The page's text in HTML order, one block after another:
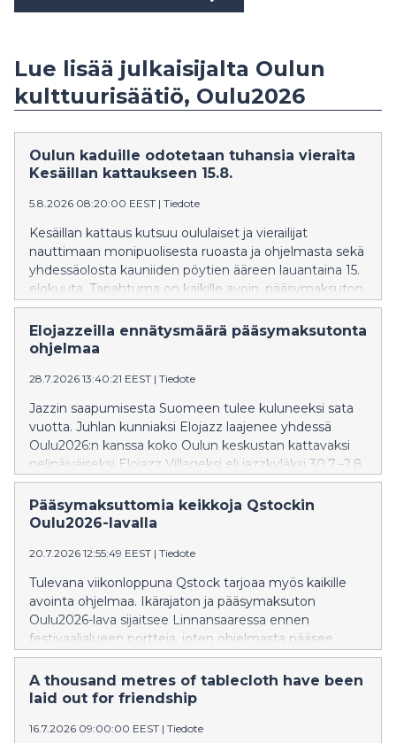
Lue lisää julkaisijalta Oulun
kulttuurisäätiö, Oulu2026
Oulun kaduille odotetaan tuhansia vieraita
Kesäillan kattaukseen 15.8.
5.8.2026 08:20:00 EEST | Tiedote
Kesäillan kattaus kutsuu oululaiset ja vierailijat
nauttimaan monipuolisesta ruoasta ja ohjelmasta sekä
yhdessäolosta kauniiden pöytien ääreen lauantaina 15.
elokuuta. Tapahtuma on kaikille avoin, pääsymaksuton
ja ikärajaton. Tapahtuma tuo muutoksia
liikennejärjestelyihin Oulun keskustassa.
Elojazzeilla ennätysmäärä pääsymaksutonta
ohjelmaa
28.7.2026 13:40:21 EEST | Tiedote
Jazzin saapumisesta Suomeen tulee kuluneeksi sata
vuotta. Juhlan kunniaksi Elojazz laajenee yhdessä
Oulu2026:n kanssa koko Oulun keskustan kattavaksi
nelipäiväiseksi Elojazz Villageksi eli jazzkyläksi 30.7.–2.8.
Pääsymaksuttomia keikkoja Qstockin
Oulu2026-lavalla
20.7.2026 12:55:49 EEST | Tiedote
Tulevana viikonloppuna Qstock tarjoaa myös kaikille
avointa ohjelmaa. Ikärajaton ja pääsymaksuton
Oulu2026-lava sijaitsee Linnansaaressa ennen
festivaalialueen portteja, joten ohjelmasta pääsee
nauttimaan myös ilman festarilippua. Qstock onkin
myyty loppuun ennakkoon jo kolmannentoista kerran
peräkkäin. Oulu2026-lavan yhteydessä on
A thousand metres of tablecloth have been
laid out for friendship
16.7.2026 09:00:00 EEST | Tiedote